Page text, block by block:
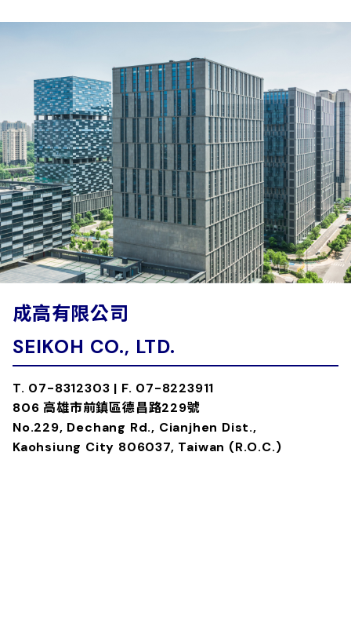
成高有限公司
SEIKOH CO., LTD.
T. 07-8312303 | F. 07-8223911
806 高雄市前鎮區德昌路229號
No.229, Dechang Rd., Cianjhen Dist.,
Kaohsiung City 806037, Taiwan (R.O.C.)